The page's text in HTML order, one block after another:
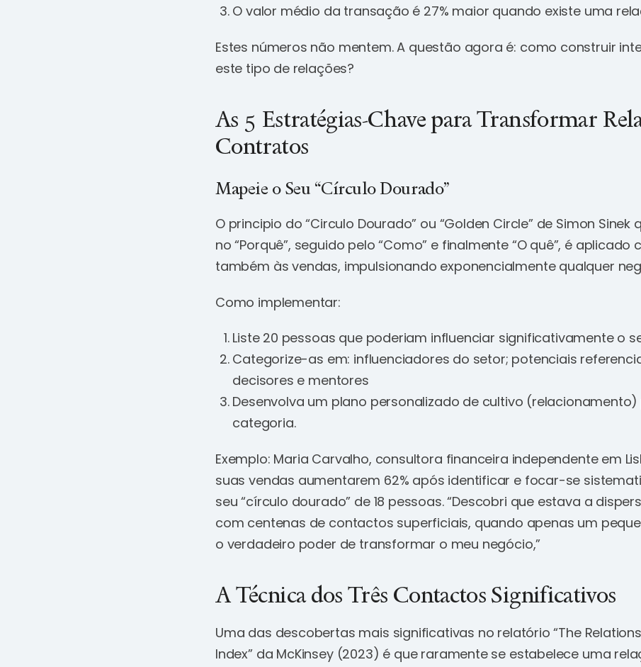
O valor médio da transação é 27% maior quando existe uma
Estes números não mentem. A questão agora é: como construir
este tipo de relações?
As 5 Estratégias-Chave para Transformar
Contratos
Mapeie o Seu “Círculo Dourado”
O principio do “Circulo Dourado” ou “Golden Circle” de Simon Sinek
no “Porquê”, seguido pelo “Como” e finalmente “O quê”, é
também às vendas, impulsionando exponencialmente qualquer
Como implementar:
Liste 20 pessoas que poderiam influenciar significativamente o
Categorize-as em: influenciadores do setor; potenciais
decisores e mentores
Desenvolva um plano personalizado de cultivo
categoria.
Exemplo: Maria Carvalho, consultora financeira independente em
suas vendas aumentarem 62% após identificar e focar-se
seu “círculo dourado” de 18 pessoas. “Descobri que estava a
com centenas de contactos superficiais, quando apenas um
o verdadeiro poder de transformar o meu negócio,”
A Técnica dos Três Contactos Significativos
Uma das descobertas mais significativas no relatório “The
Index” da McKinsey (2023) é que raramente se estabelece uma